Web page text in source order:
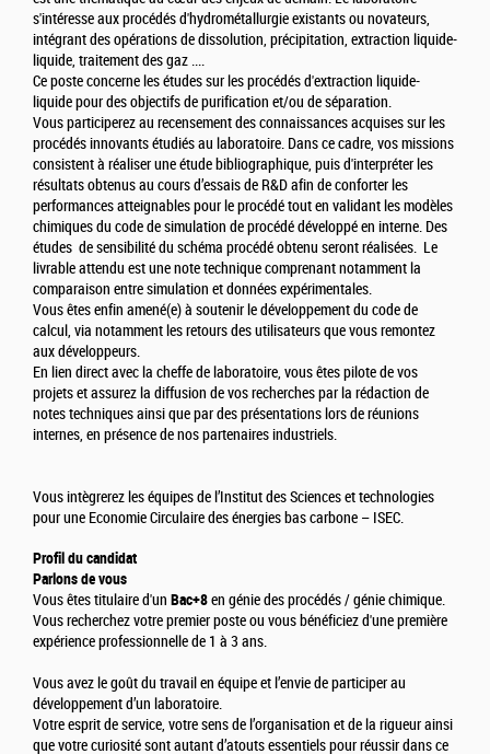
s'intéresse aux procédés d'hydrométallurgie existants ou novateurs,
intégrant des opérations de dissolution, précipitation, extraction liquide-
liquide, traitement des gaz ....
Ce poste concerne les études sur les procédés d'extraction liquide-
liquide pour des objectifs de purification et/ou de séparation.
Vous participerez au recensement des connaissances acquises sur les
procédés innovants étudiés au laboratoire. Dans ce cadre, vos missions
consistent à réaliser une étude bibliographique, puis d'interpréter les
résultats obtenus au cours d’essais de R&D afin de conforter les
performances atteignables pour le procédé tout en validant les modèles
chimiques du code de simulation de procédé développé en interne. Des
études de sensibilité du schéma procédé obtenu seront réalisées. Le
livrable attendu est une note technique comprenant notamment la
comparaison entre simulation et données expérimentales.
Vous êtes enfin amené(e) à soutenir le développement du code de
calcul, via notamment les retours des utilisateurs que vous remontez
aux développeurs.
En lien direct avec la cheffe de laboratoire, vous êtes pilote de vos
projets et assurez la diffusion de vos recherches par la rédaction de
notes techniques ainsi que par des présentations lors de réunions
internes, en présence de nos partenaires industriels.
Vous intègrerez les équipes de l’Institut des Sciences et technologies
pour une Economie Circulaire des énergies bas carbone – ISEC.
Profil du candidat
Parlons de vous
Vous êtes titulaire d'un Bac+8en génie des procédés / génie chimique.
Vous recherchez votre premier poste ou vous bénéficiez d'une première
expérience professionnelle de 1 à 3 ans.
Vous avez le goût du travail en équipe et l’envie de participer au
développement d’un laboratoire.
Votre esprit de service, votre sens de l’organisation et de la rigueur ainsi
que votre curiosité sont autant d’atouts essentiels pour réussir dans ce